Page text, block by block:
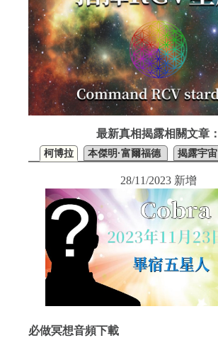
最新真相揭露相關文章：
柯博拉 本傑明·富爾福德 揭露宇宙
28/11/2023 新增
必做冥想音頻下載